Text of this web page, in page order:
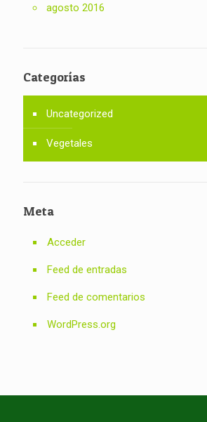
agosto 2016
Categorías
Uncategorized
Vegetales
Meta
Acceder
Feed de entradas
Feed de comentarios
WordPress.org